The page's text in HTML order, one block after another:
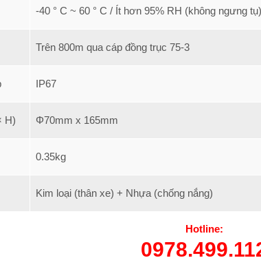
-40 ° C ~ 60 ° C / Ít hơn 95% RH (không ngưng tụ)
Trên 800m qua cáp đồng trục 75-3
IP67
H) Φ70mm x 165mm
0.35kg
Kim loại (thân xe) + Nhựa (chống nắng)
Hotline: